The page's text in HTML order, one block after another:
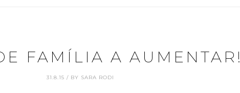
FAMÍLIA A AUMENTAR!
31.8.15 / BY SARA RODI